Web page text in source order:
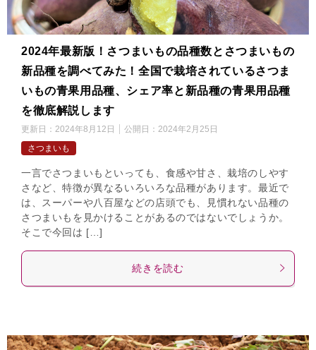
2024年最新版！さつまいもの品種数とさつまいもの
新品種を調べてみた！全国で栽培されているさつま
いもの青果用品種、シェア率と新品種の青果用品種
を徹底解説します
更新日： 2024年8月12日 公開日： 2024年2月25日
さつまいも
一言でさつまいもといっても、食感や甘さ、栽培のしやす
さなど、特徴が異なるいろいろな品種があります。最近で
は、スーパーや八百屋などの店頭でも、見慣れない品種の
さつまいもを見かけることがあるのではないでしょうか。
そこで今回は […]
続きを読む